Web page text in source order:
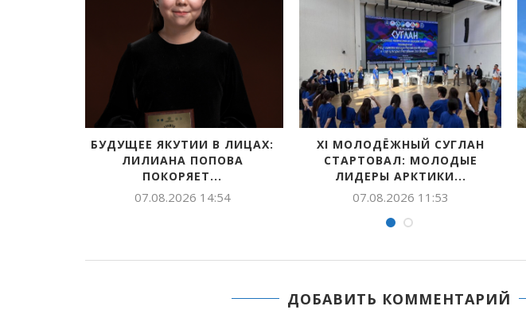
БУДУЩЕЕ ЯКУТИИ В ЛИЦАХ:
ЛИЛИАНА ПОПОВА
ПОКОРЯЕТ...
07.08.2026 14:54
XI МОЛОДЁЖНЫЙ СУГЛАН
СТАРТОВАЛ: МОЛОДЫЕ
ЛИДЕРЫ АРКТИКИ...
07.08.2026 11:53
ДЬИЭ
ДОБАВИТЬ КОММЕНТАРИЙ